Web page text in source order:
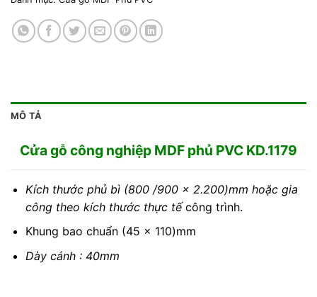
MÔ TẢ
Cửa gỗ công nghiệp MDF phủ PVC KD.1179
Kích thước phủ bì (800 /900 x 2.200)mm hoặc gia
công theo kích thước thực tếcông trình.
Khung bao chuẩn (45 x 110)mm
Dày cánh : 40mm